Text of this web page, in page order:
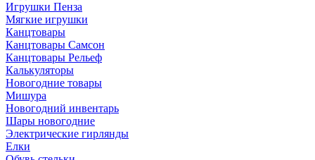
Игрушки Пенза
Мягкие игрушки
Канцтовары
Канцтовары Самсон
Канцтовары Рельеф
Калькуляторы
Новогодние товары
Мишура
Новогодний инвентарь
Шары новогодние
Электрические гирлянды
Елки